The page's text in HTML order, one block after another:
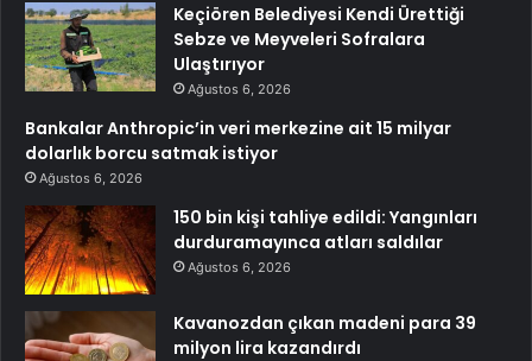
Keçiören Belediyesi Kendi Ürettiği
Sebze ve Meyveleri Sofralara
Ulaştırıyor
Ağustos 6, 2026
Bankalar Anthropic’in veri merkezine ait 15 milyar
dolarlık borcu satmak istiyor
Ağustos 6, 2026
150 bin kişi tahliye edildi: Yangınları
durduramayınca atları saldılar
Ağustos 6, 2026
Kavanozdan çıkan madeni para 39
milyon lira kazandırdı